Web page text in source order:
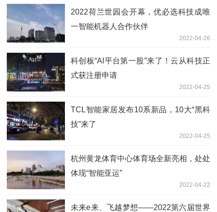
2022荷兰世园会开幕，优必选科技成唯
一智能机器人合作伙伴
2022-04-26
科创板“AI平台第一股”来了！云从科技正
式获注册申请
2022-04-25
TCL智能家居发布10系新品，10大“黑科
技”来了
2022-04-25
杭州黄龙体育中心体育场全新亮相，处处
体现“智能亚运”
2022-04-22
未来e来、飞越梦想——2022第六届世界